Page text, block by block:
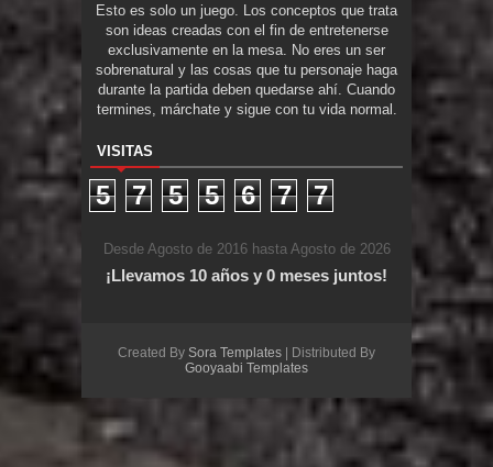
Esto es solo un juego. Los conceptos que trata
son ideas creadas con el fin de entretenerse
exclusivamente en la mesa. No eres un ser
sobrenatural y las cosas que tu personaje haga
durante la partida deben quedarse ahí. Cuando
termines, márchate y sigue con tu vida normal.
VISITAS
5 7 5 5 6 7 7
Desde Agosto de 2016 hasta Agosto de 2026
¡Llevamos 10 años y 0 meses juntos!
Created By Sora Templates | Distributed By
Gooyaabi Templates